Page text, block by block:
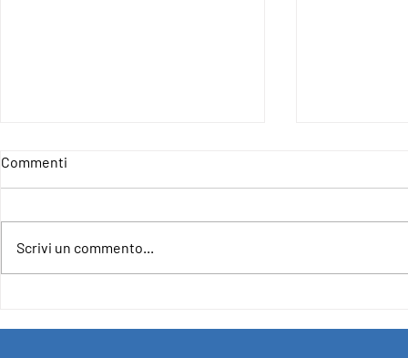
Commenti
Scrivi un commento...